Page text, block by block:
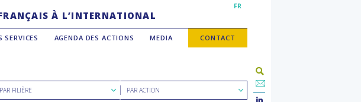
FR
À L’INTERNATIONAL
SERVICES AGENDA DES ACTIONS MEDIA CONTACT
PAR FILIÈRE
Rechercher
parPAR ACTION